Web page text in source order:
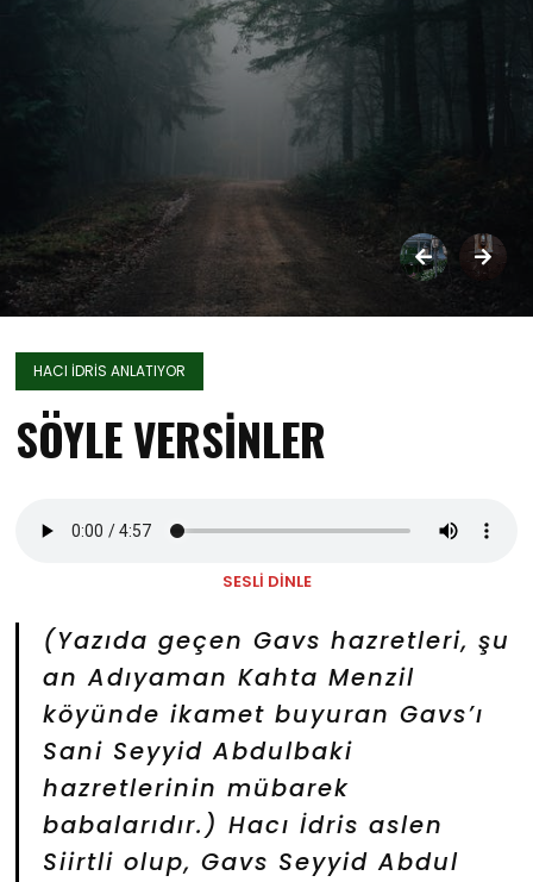
HACI İDRİS ANLATIYOR
SÖYLE VERSİNLER
SESLİ DİNLE
(Yazıda geçen Gavs hazretleri, şu
an Adıyaman Kahta Menzil
köyünde ikamet buyuran Gavs’ı
Sani Seyyid Abdulbaki
hazretlerinin mübarek
babalarıdır.) Hacı İdris aslen
Siirtli olup, Gavs Seyyid Abdul